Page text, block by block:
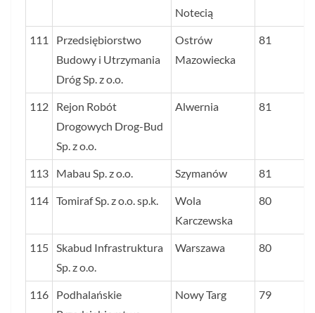
Notecią
111
Przedsiębiorstwo
Budowy i Utrzymania
Dróg Sp. z o.o.
Ostrów
Mazowiecka
81
112
Rejon Robót
Drogowych Drog-Bud
Sp. z o.o.
Alwernia 81
113 Mabau Sp. z o.o. Szymanów 81
114 Tomiraf Sp. z o.o. sp.k.
Wola
Karczewska
80
115 Skabud Infrastruktura
Sp. z o.o.
Warszawa 80
116
Podhalańskie
Nowy Targ 79